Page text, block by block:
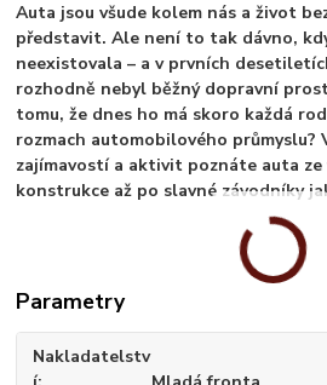
Auta jsou všude kolem nás a život
představit. Ale není to tak dávno,
neexistovala – a v prvních
rozhodně nebyl běžný dopravní
tomu, že dnes ho má skoro každá
rozmach automobilového průmyslu?
zajímavostí a aktivit poznáte auta ze
konstrukce až po slavné závodníky
Parametry
Nakladatelstv